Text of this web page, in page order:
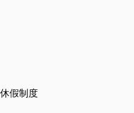
休假制度